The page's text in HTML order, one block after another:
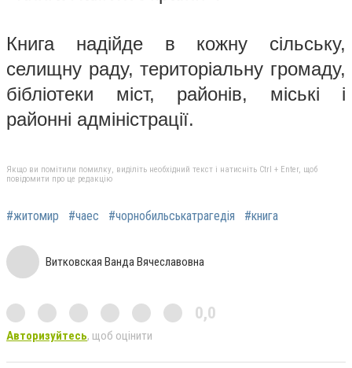
Книга надійде в кожну сільську,
селищну раду, територіальну громаду,
бібліотеки міст, районів, міські і
районні адміністрації.
Якщо ви помітили помилку, виділіть необхідний текст і натисніть Ctrl + Enter, щоб
повідомити про це редакцію
#житомир #чаес #чорнобильськатрагедія #книга
Витковская Ванда Вячеславовна
0,0
Авторизуйтесь, щоб оцінити